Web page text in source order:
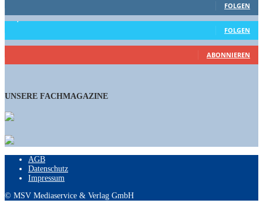
FOLGEN
15,658 Follower
FOLGEN
461 Abonnenten
ABONNIEREN
UNSERE FACHMAGAZINE
AGB
Datenschutz
Impressum
© MSV Mediaservice & Verlag GmbH